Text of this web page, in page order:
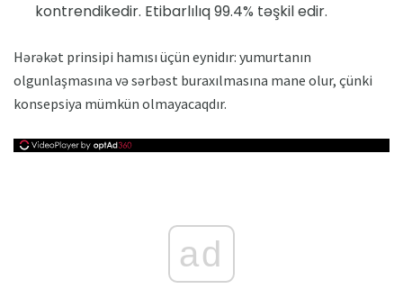
kontrendikedir. Etibarlılıq 99.4% təşkil edir.
Hərəkət prinsipi hamısı üçün eynidır: yumurtanın
olgunlaşmasına və sərbəst buraxılmasına mane olur, çünki
konsepsiya mümkün olmayacaqdır.
ad